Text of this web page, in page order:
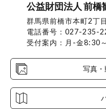
公益財団法人 前
群馬県前橋市本町2丁
電話番号：027-235-
受付案内：月-金8:30
写真